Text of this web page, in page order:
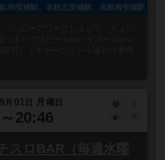
/JR安城駅、名鉄北安城駅、名鉄南安城駅
ハッピーアワーとしまして、ちょい
っきりで生ビールorハイボールorレ
談可）＋チャーシュー＋味付け煮卵
月 01 日 月 曜日
20:46
2
スロBAR（毎週水曜